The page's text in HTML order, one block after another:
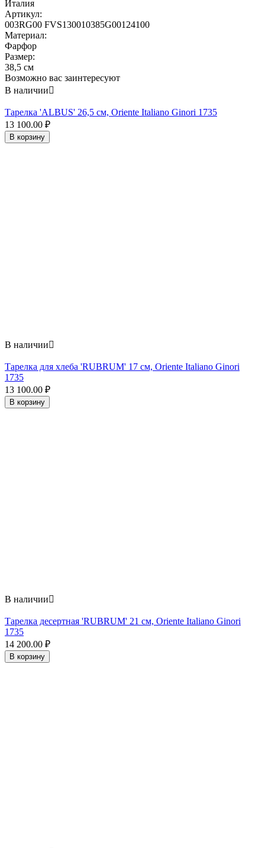
Италия
Артикул:
003RG00 FVS130010385G00124100
Материал:
Фарфор
Размер:
38,5 см
Возможно вас заинтересуют
В наличии
Тарелка 'ALBUS' 26,5 см, Oriente Italiano Ginori 1735
13 100.00 ₽
В корзину
В наличии
Тарелка для хлеба 'RUBRUM' 17 см, Oriente Italiano Ginori
1735
13 100.00 ₽
В корзину
В наличии
Тарелка десертная 'RUBRUM' 21 см, Oriente Italiano Ginori
1735
14 200.00 ₽
В корзину